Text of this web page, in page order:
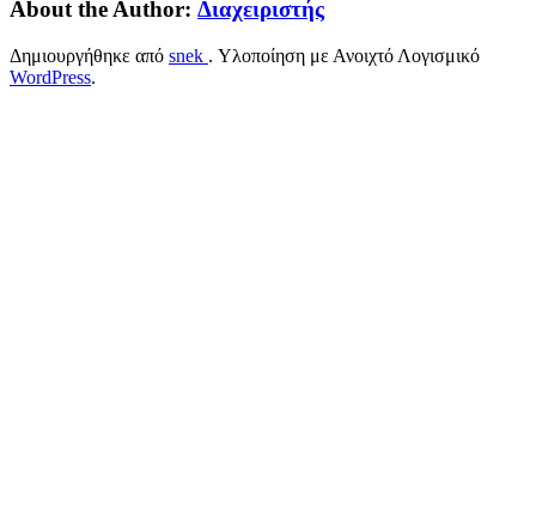
About the Author: Διαχειριστής
Δημιουργήθηκε από snek . Υλοποίηση με Ανοιχτό Λογισμικό
WordPress.